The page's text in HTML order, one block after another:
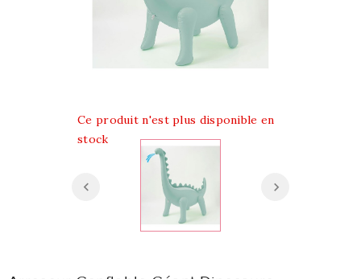
Ce produit n'est plus disponible en
stock